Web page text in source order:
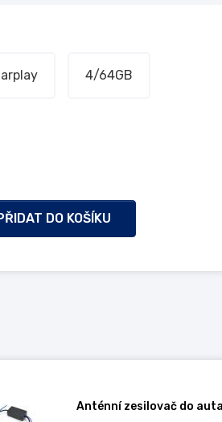
4/64GB
DO KOŠÍKU
Anténní zesilovač do auta